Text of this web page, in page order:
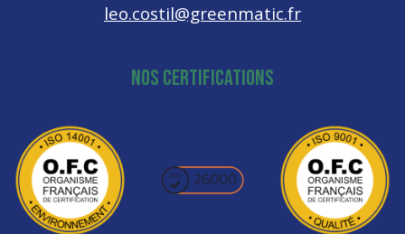
leo.costil@greenmatic.fr
NOS CERTIFICATIONS